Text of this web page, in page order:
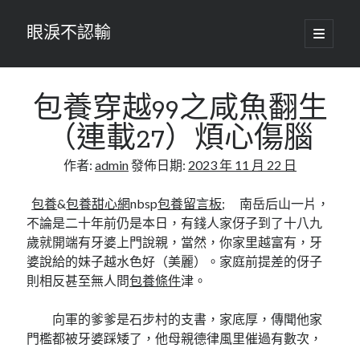
眼淚不認輸
開
啟
要
單
包養穿越99之咸魚翻生
（連載27）煩心傷腦
作者: admin發佈日期: 2023 年 11 月 22 日
包養&包養甜心網nbsp包養留言板; 南岳后山一片，
不論是二十年前仍是本日，有錢人家伢子到了十八九
歲就開端有牙婆上門說親，當然，你家里越富有，牙
婆說給的妹子越水色好（美麗）。家庭前提差的伢子
則相反甚至無人問包養條件津。
向軍的爹爹是石步村的支書，家底厚，傳聞他家
門檻都被牙婆踩矮了，他母親德律風里催過有數次，